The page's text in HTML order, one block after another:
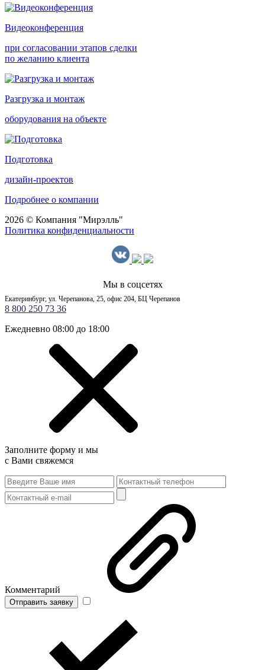
Видеоконференция
при согласовании этапов сделки
по желанию клиента
Разгрузка и монтаж
оборудования на объекте
Подготовка
дизайн-проектов
Подробнее о компании
2026 © Компания "Мирэлль"
Политика конфиденциальности
Мы в соцсетях
Екатеринбург, ул. Черепанова, 25, офис 204, БЦ Черепанов
8 800 250 73 36
Ежедневно 08:00 до 18:00
Заполните форму и мы
с Вами свяжемся
Комментарий
Отправить заявку